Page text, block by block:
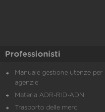
Professionisti
Manuale gestione utenze per
agenzie
Materia ADR-RID-ADN
Trasporto delle merci